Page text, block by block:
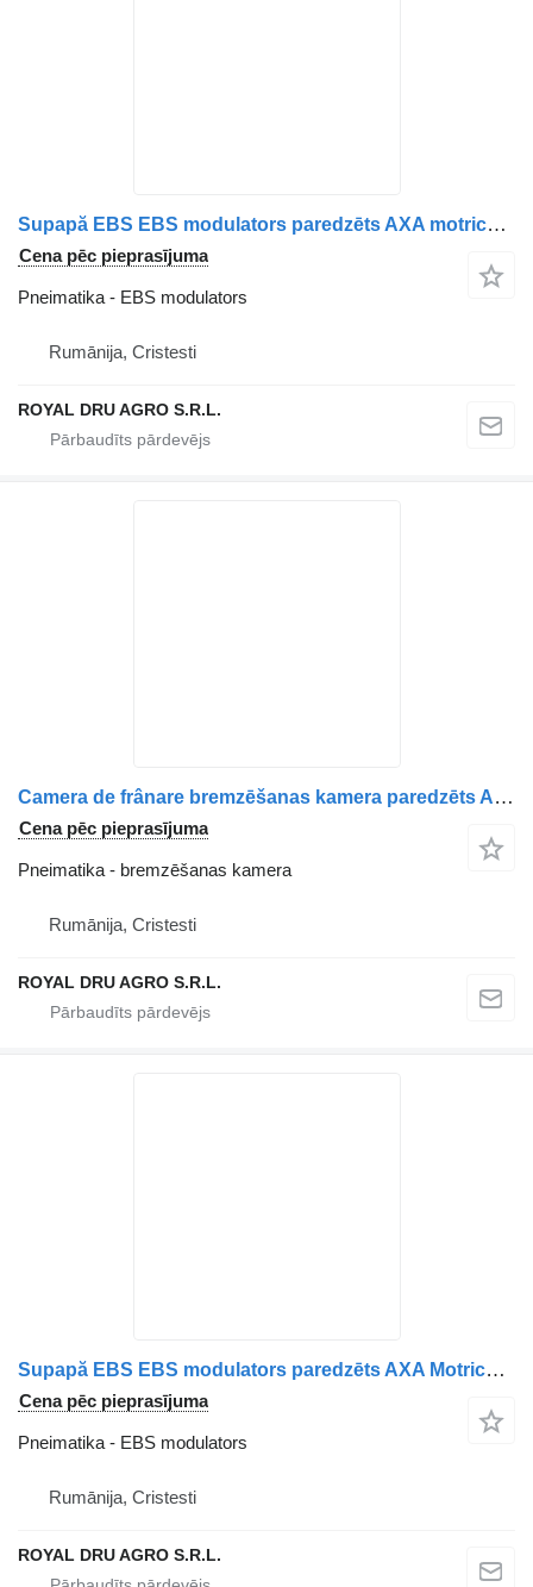
Supapă EBS EBS modulators paredzēts AXA motrică MAN EBS 81521066069 81521069069 kravas automašīnas
Cena pēc pieprasījuma
Pneimatika - EBS modulators
Rumānija, Cristesti
ROYAL DRU AGRO S.R.L.
Camera de frânare bremzēšanas kamera paredzēts AXA motrică Mercedes-Benz A0214202318 kravas automašīnas
Cena pēc pieprasījuma
Pneimatika - bremzēšanas kamera
Rumānija, Cristesti
ROYAL DRU AGRO S.R.L.
Supapă EBS EBS modulators paredzēts AXA Motrică MAN 8152106-6042/6026/6046/6050/6017/6905-12 kravas automašīnas
Cena pēc pieprasījuma
Pneimatika - EBS modulators
Rumānija, Cristesti
ROYAL DRU AGRO S.R.L.